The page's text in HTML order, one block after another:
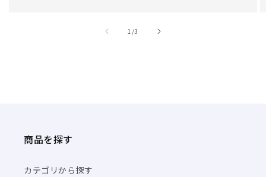
商品を探す
カテゴリから探す